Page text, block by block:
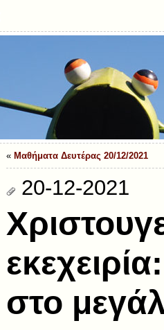
« Μαθήματα Δευτέρας 20/12/2021
20-12-2021
στο